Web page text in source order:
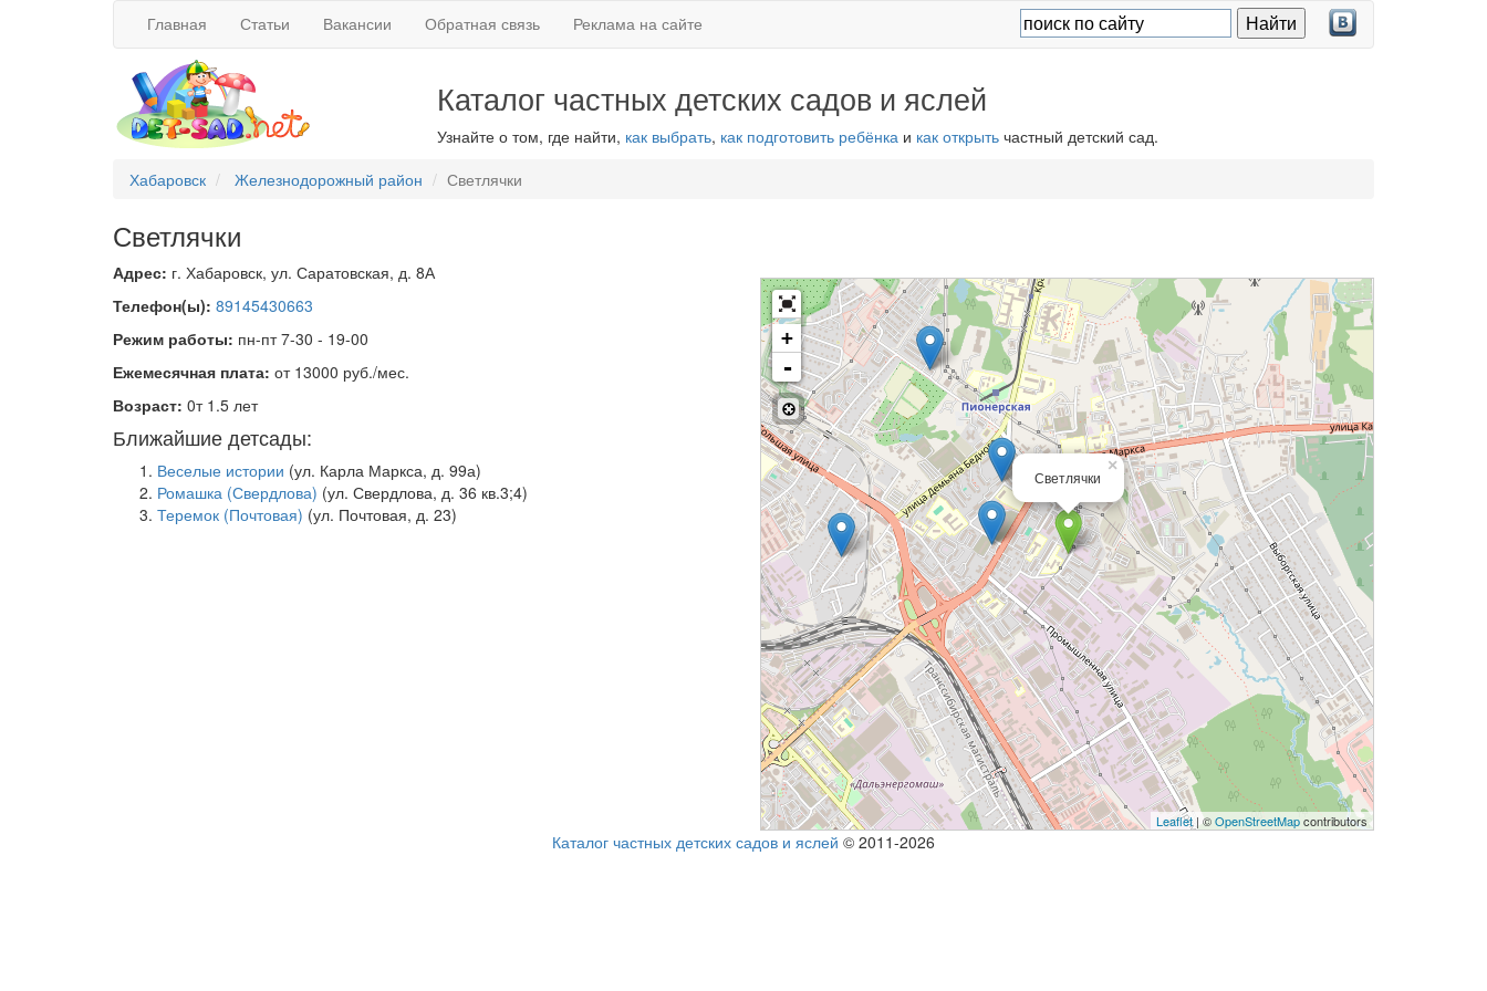
Главная Статьи Вакансии Обратная связь Реклама на сайте
Каталог частных детских садов и яслей
Узнайте о том, где найти, как выбрать, как подготовить ребёнкаи как открытьчастный детский сад.
Хабаровск
Железнодорожный район Светлячки
Светлячки
Адрес: г. Хабаровск, ул. Саратовская, д. 8А
Телефон(ы): 89145430663
Режим работы: пн-пт 7-30 - 19-00
Ежемесячная плата: от 13000 руб./мес.
Возраст: 0т 1.5 лет
Ближайшие детсады:
Веселые истории (ул. Карла Маркса, д. 99а)
Ромашка (Свердлова) (ул. Свердлова, д. 36 кв.3;4)
Теремок (Почтовая) (ул. Почтовая, д. 23)
×
Светлячки
+
-
Leaflet | ©OpenStreetMapcontributors
Каталог частных детских садов и яслей © 2011-2026